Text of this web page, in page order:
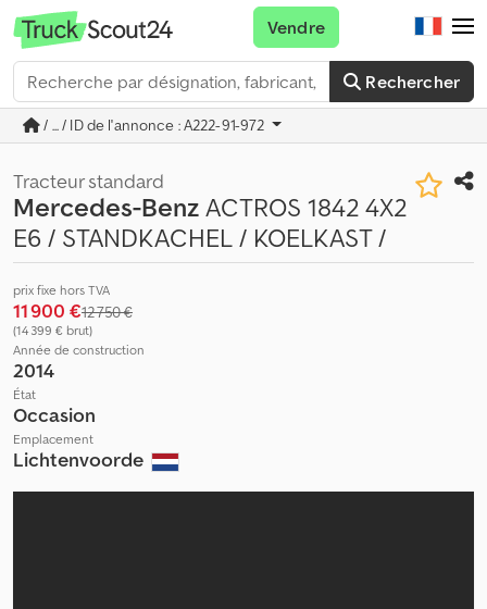
Rechercher
Vendre
/ ... / ID de l'annonce : A222-91-972
Tracteur standard
Mercedes-BenzACTROS 1842 4X2
E6 / STANDKACHEL / KOELKAST /
prix fixe hors TVA
11 900 €12 750 €
(14 399 € brut)
Année de construction
2014
État
Occasion
Emplacement
Lichtenvoorde